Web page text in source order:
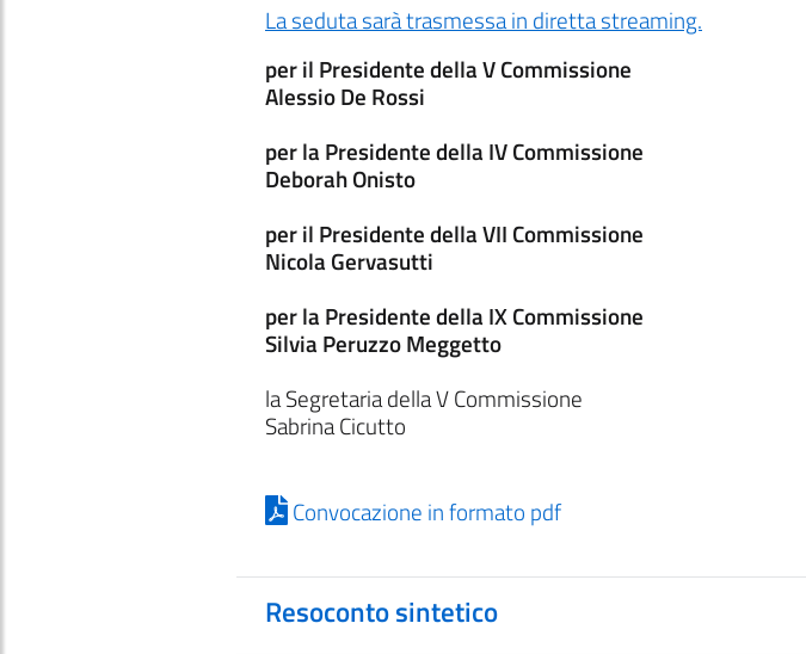
La seduta sarà trasmessa in diretta streaming.
per il Presidente della V Commissione
Alessio De Rossi
per la Presidente della IV Commissione
Deborah Onisto
per il Presidente della VII Commissione
Nicola Gervasutti
per la Presidente della IX Commissione
Silvia Peruzzo Meggetto
la Segretaria della V Commissione
Sabrina Cicutto
Convocazione in formato pdf
Resoconto sintetico